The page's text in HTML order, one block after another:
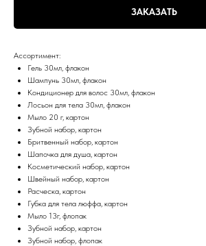
ЗАКАЗАТЬ
Ассортимент:
Гель 30мл, флакон
Шампунь 30мл, флакон
Кондиционер для волос 30мл, флакон
Лосьон для тела 30мл, флакон
Мыло 20 г, картон
Зубной набор, картон
Бритвенный набор, картон
Шапочка для душа, картон
Косметический набор, картон
Швейный набор, картон
Расческа, картон
Губка для тела люффа, картон
Мыло 13г, флопак
Зубной набор, картон
Зубной набор, флопак